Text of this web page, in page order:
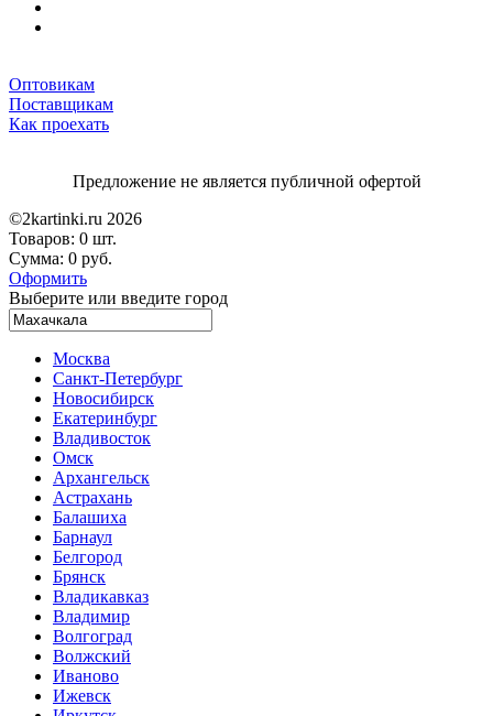
Оптовикам
Поставщикам
Как проехать
Предложение не является публичной офертой
©2kartinki.ru 2026
Товаров: 0 шт.
Сумма: 0 руб.
Оформить
Выберите или введите город
Москва
Санкт-Петербург
Новосибирск
Екатеринбург
Владивосток
Омск
Архангельск
Астрахань
Балашиха
Барнаул
Белгород
Брянск
Владикавказ
Владимир
Волгоград
Волжский
Иваново
Ижевск